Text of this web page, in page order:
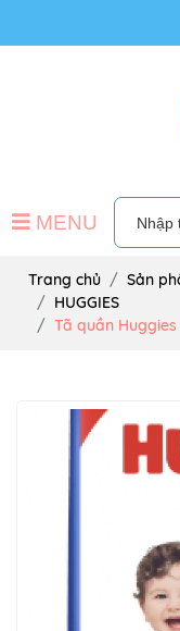
MENU
Trang chủ Sản
HUGGIES
Tã quần Huggies